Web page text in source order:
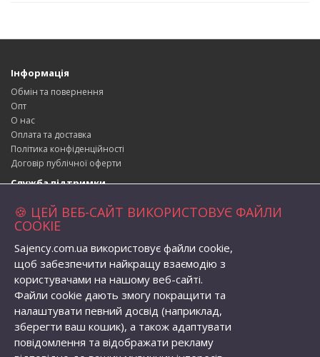
Інформація
Обмін та повернення
Опт
О нас
Оплата та доставка
Політика конфіденційності
Договір публічної оферти
Служба підтримки
Повернення товару
Карта сайту
Адреса магазина
вул. Набережна 1, село Бабичівка,
Глобинська територіальна громада, Кременчуцький район,
Полтавська область, Україна, індекс: 39073
Телефон:+38 (096) 056-82-62
Email:semenovolodymyr@gmail.com
Особистий кабінет
🍪 ЦЕЙ ВЕБ-САЙТ ВИКОРИСТОВУЄ ФАЙЛИ
COOKIE
Sajency.com.ua використовує файли cookie,
щоб забезпечити найкращу взаємодію з
користувачами на нашому веб-сайті.
Файли cookie дають змогу покращити та
налаштувати певний досвід (наприклад,
зберегти ваш кошик), а також адаптувати
повідомлення та відображати рекламу